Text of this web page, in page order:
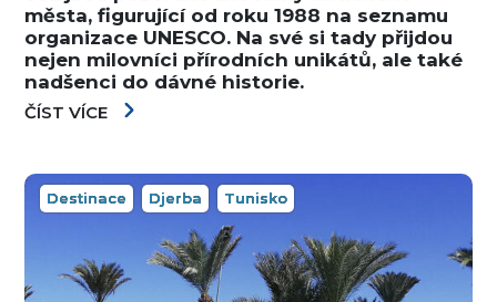
města, figurující od roku 1988 na seznamu
organizace UNESCO. Na své si tady přijdou
nejen milovníci přírodních unikátů, ale také
nadšenci do dávné historie.
ČÍST VÍCE
Destinace Djerba Tunisko